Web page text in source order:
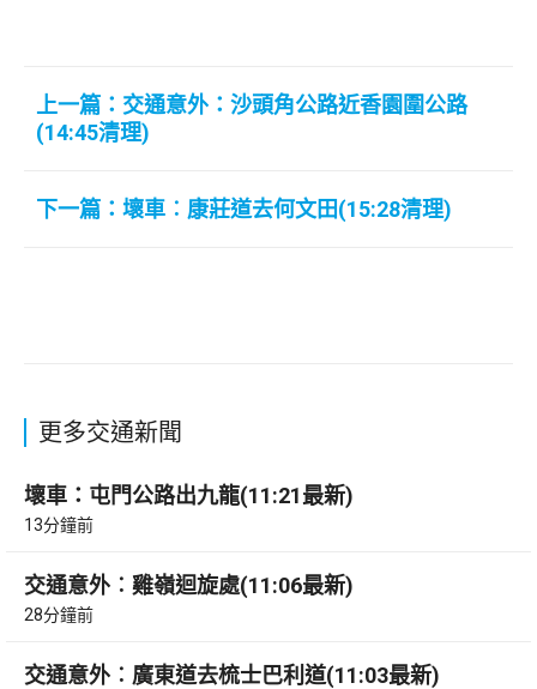
上一篇：交通意外：沙頭角公路近香園圍公路
(14:45清理)
下一篇：壞車︰康莊道去何文田(15:28清理)
更多交通新聞
壞車：屯門公路出九龍(11:21最新)
13分鐘前
交通意外︰雞嶺迴旋處(11:06最新)
28分鐘前
交通意外︰廣東道去梳士巴利道(11:03最新)